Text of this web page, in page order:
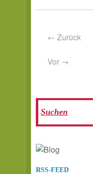
← Zurück
Vor →
RSS-FEED